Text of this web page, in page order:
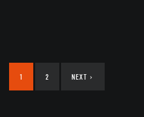
1 2 NEXT ›